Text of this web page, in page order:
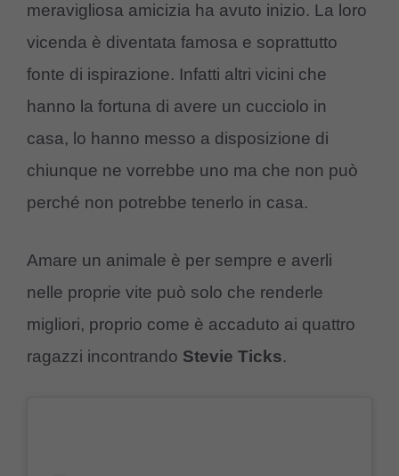
meravigliosa amicizia ha avuto inizio. La loro
vicenda è diventata famosa e soprattutto
fonte di ispirazione. Infatti altri vicini che
hanno la fortuna di avere un cucciolo in
casa, lo hanno messo a disposizione di
chiunque ne vorrebbe uno ma che non può
perché non potrebbe tenerlo in casa.
Amare un animale è per sempre e averli
nelle proprie vite può solo che renderle
migliori, proprio come è accaduto ai quattro
ragazzi incontrando Stevie Ticks.